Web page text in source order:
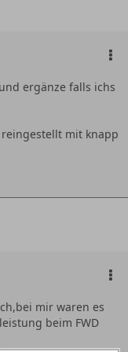
ergänze falls ichs
mit knapp
mir waren es
beim FWD